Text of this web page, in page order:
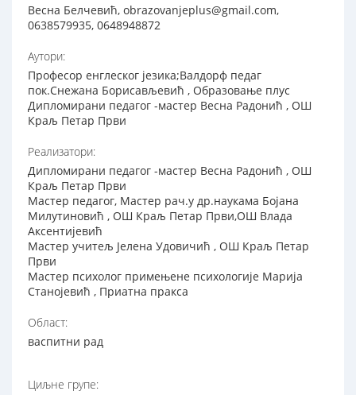
Весна Белчевић, obrazovanjeplus@gmail.com,
0638579935, 0648948872
Аутори:
Професор енглеског језика;Валдорф педаг
пок.Снежана Борисављевић , Образовање плус
Дипломирани педагог -мастер Весна Радонић , ОШ
Краљ Петар Први
Реализатори:
Дипломирани педагог -мастер Весна Радонић , ОШ
Краљ Петар Први
Мастер педагог, Мастер рач.у др.наукама Бојана
Милутиновић , ОШ Краљ Петар Први,ОШ Влада
Аксентијевић
Мастер учитељ Јелена Удовичић , ОШ Краљ Петар
Први
Мастер психолог примењене психологије Марија
Станојевић , Приатна пракса
Област:
васпитни рад
Циљне групе: